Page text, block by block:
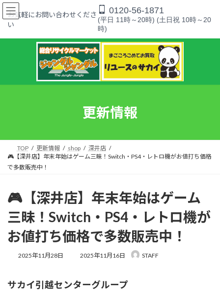
コ
ン
ッ
ナ
ビ
移
お気軽にお問い合わせくださ
い
0120-56-1871
(平日 11時～20時) (土日祝 10時～20
時)
更新情報
TOP 更新情報 shop
深井店
🎮【深井店】年末年始はゲーム三昧！Switch・PS4・レトロ機がお値打ち価格
で多数販売中！
🎮【深井店】年末年始はゲーム
三昧！Switch・PS4・レトロ機が
お値打ち価格で多数販売中！
2025年11月28日
最
新
日
2025年11月16日 STAFF
サカイ引越センターグループ